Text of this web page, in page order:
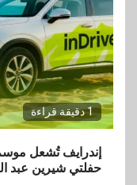
1 دقيقة قراءة
إندرايف تُشعل
حفلتي شيرين عبد